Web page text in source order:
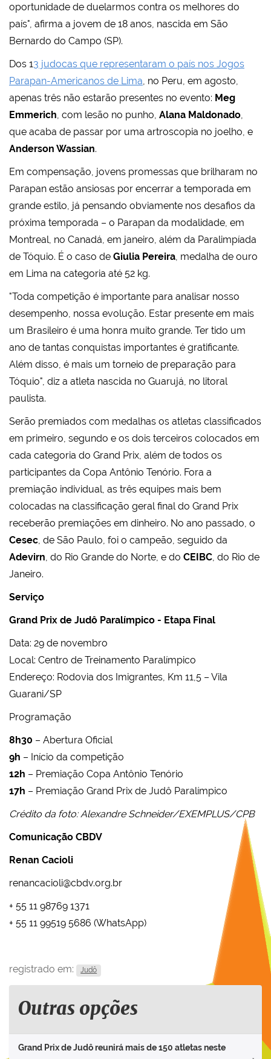
oportunidade de duelarmos contra os melhores do
país", afirma a jovem de 18 anos, nascida em São
Bernardo do Campo (SP).
Dos 13 judocas que representaram o país nos Jogos
Parapan-Americanos de Lima, no Peru, em agosto,
apenas três não estarão presentes no evento: Meg
Emmerich, com lesão no punho, Alana Maldonado,
que acaba de passar por uma artroscopia no joelho, e
Anderson Wassian.
Em compensação, jovens promessas que brilharam no
Parapan estão ansiosas por encerrar a temporada em
grande estilo, já pensando obviamente nos desafios da
próxima temporada – o Parapan da modalidade, em
Montreal, no Canadá, em janeiro, além da Paralimpíada
de Tóquio. É o caso de Giulia Pereira, medalha de ouro
em Lima na categoria até 52 kg.
"Toda competição é importante para analisar nosso
desempenho, nossa evolução. Estar presente em mais
um Brasileiro é uma honra muito grande. Ter tido um
ano de tantas conquistas importantes é gratificante.
Além disso, é mais um torneio de preparação para
Tóquio", diz a atleta nascida no Guarujá, no litoral
paulista.
Serão premiados com medalhas os atletas classificados
em primeiro, segundo e os dois terceiros colocados em
cada categoria do Grand Prix, além de todos os
participantes da Copa Antônio Tenório. Fora a
premiação individual, as três equipes mais bem
colocadas na classificação geral final do Grand Prix
receberão premiações em dinheiro. No ano passado, o
Cesec, de São Paulo, foi o campeão, seguido da
Adevirn, do Rio Grande do Norte, e do CEIBC, do Rio de
Janeiro.
Serviço
Grand Prix de Judô Paralímpico - Etapa Final
Data: 29 de novembro
Local: Centro de Treinamento Paralímpico
Endereço: Rodovia dos Imigrantes, Km 11,5 – Vila
Guarani/SP
Programação
8h30 – Abertura Oficial
9h – Início da competição
12h – Premiação Copa Antônio Tenório
17h – Premiação Grand Prix de Judô Paralímpico
Crédito da foto: Alexandre Schneider/EXEMPLUS/CPB
Comunicação CBDV
Renan Cacioli
renancacioli@cbdv.org.br
+ 55 11 98769 1371
+ 55 11 99519 5686 (WhatsApp)
registrado em: Judô
Outras opções
Grand Prix de Judô reunirá mais de 150 atletas neste